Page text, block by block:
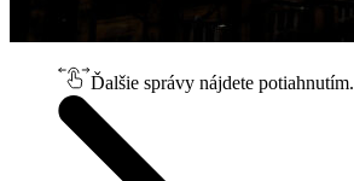
Ďalšie správy nájdete potiahnutím.